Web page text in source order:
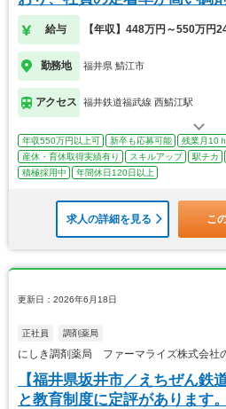
給与 【年収】448万円～550万円
勤務地 福井県 鯖江市
アクセス 福井鉄道福武線 西鯖江駅
年収550万円以上可 新卒も応募可能 残業月10
産休・育休取得実績有り
スキルアップ 駅チカ
積極採用中
年間休日120日以上
求人の詳細を見る こ
更新日：2026年6月18日
正社員 調剤薬局
にしき調剤薬局 ファーマライズ株式会社
【福井県坂井市／えちぜん鉄
と教育制度に定評があります